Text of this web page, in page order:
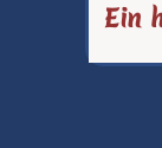
Ein